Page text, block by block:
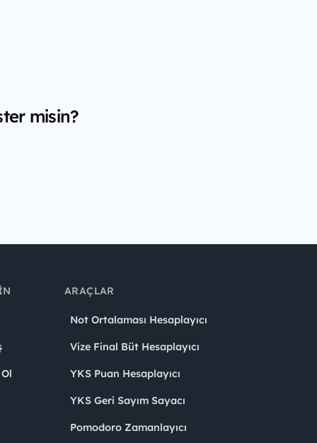
misin?
ARAÇLAR
Not Ortalaması Hesaplayıcı
Vize Final Büt Hesaplayıcı
YKS Puan Hesaplayıcı
YKS Geri Sayım Sayacı
Pomodoro Zamanlayıcı